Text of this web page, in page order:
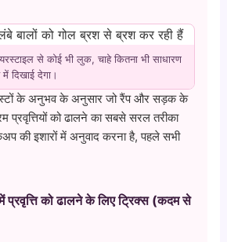
से कोई भी लुक, चाहे कितना भी साधारण
दिखाई देगा।
के अनुभव के अनुसार जो रैंप और सड़क के
प्रवृत्तियों को ढालने का सबसे सरल तरीका
की इशारों में अनुवाद करना है, पहले सभी
को ढालने के लिए ट्रिक्स (कदम से